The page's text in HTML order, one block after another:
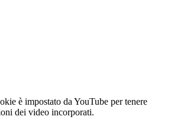
è impostato da YouTube per tenere
dei video incorporati.